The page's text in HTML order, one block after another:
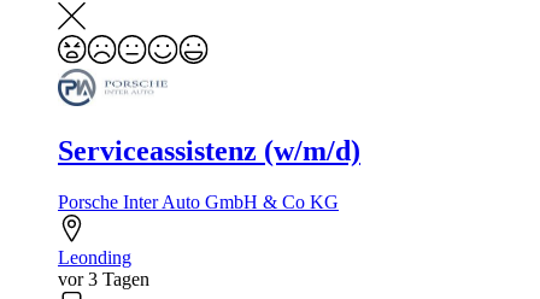
Serviceassistenz (w/m/d)
Porsche Inter Auto GmbH & Co KG
Leonding
vor 3 Tagen